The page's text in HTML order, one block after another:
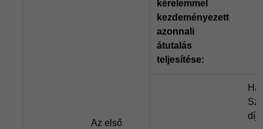
Az első
kérelemmel
kezdeményezett
azonnali
átutalás
teljesítése:
díj: